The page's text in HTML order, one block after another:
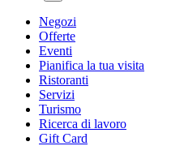
Negozi
Offerte
Eventi
Pianifica la tua visita
Ristoranti
Servizi
Turismo
Ricerca di lavoro
Gift Card